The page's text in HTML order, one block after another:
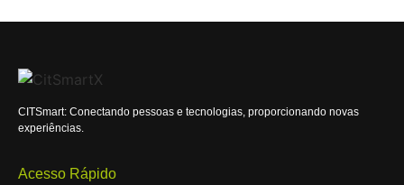
CITSmart: Conectando pessoas e tecnologias, proporcionando novas
experiências.
Acesso Rápido